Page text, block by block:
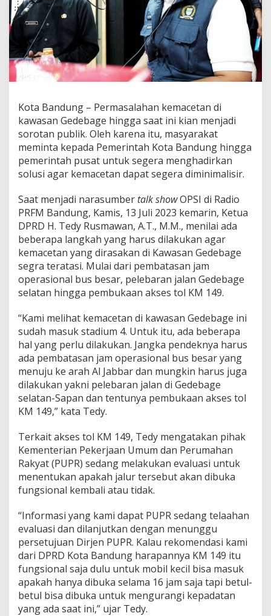
a
S
o
u
s
i
K
e
m
a
c
t
a
n
e
d
e
b
a
g
Kota Bandung – Permasalahan kemacetan di
kawasan Gedebage hingga saat ini kian menjadi
sorotan publik. Oleh karena itu, masyarakat
meminta kepada Pemerintah Kota Bandung hingga
pemerintah pusat untuk segera menghadirkan
solusi agar kemacetan dapat segera diminimalisir.
Saat menjadi narasumber talk showOPSI di Radio
PRFM Bandung, Kamis, 13 Juli 2023 kemarin, Ketua
DPRD H. Tedy Rusmawan, A.T., M.M., menilai ada
beberapa langkah yang harus dilakukan agar
kemacetan yang dirasakan di Kawasan Gedebage
segra teratasi. Mulai dari pembatasan jam
operasional bus besar, pelebaran jalan Gedebage
selatan hingga pembukaan akses tol KM 149.
“Kami melihat kemacetan di kawasan Gedebage ini
sudah masuk stadium 4. Untuk itu, ada beberapa
hal yang perlu dilakukan. Jangka pendeknya harus
ada pembatasan jam operasional bus besar yang
menuju ke arah Al Jabbar dan mungkin harus juga
dilakukan yakni pelebaran jalan di Gedebage
selatan-Sapan dan tentunya pembukaan akses tol
KM 149,” kata Tedy.
Terkait akses tol KM 149, Tedy mengatakan pihak
Kementerian Pekerjaan Umum dan Perumahan
Rakyat (PUPR) sedang melakukan evaluasi untuk
menentukan apakah jalur tersebut akan dibuka
fungsional kembali atau tidak.
“Informasi yang kami dapat PUPR sedang telaahan
evaluasi dan dilanjutkan dengan menunggu
persetujuan Dirjen PUPR. Kalau rekomendasi kami
dari DPRD Kota Bandung harapannya KM 149 itu
fungsional saja dulu untuk mobil kecil bisa masuk
apakah hanya dibuka selama 16 jam saja tapi betul-
betul bisa dibuka untuk mengurangi kepadatan
yang ada saat ini,” ujar Tedy.